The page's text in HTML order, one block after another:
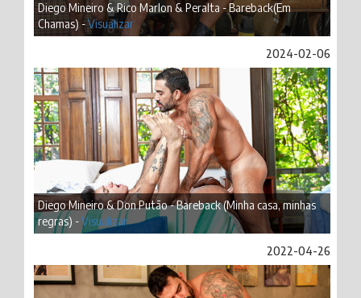
Diego Mineiro & Rico Marlon & Peralta - Bareback(Em
Chamas) -Visualizar
2024-02-06
Diego Mineiro & Don Putão - Bareback (Minha casa, minhas
regras) -Visualizar
2022-04-26